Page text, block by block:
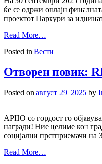
ќе се одржи онлајн
проектот Паркури за
Read More…
Posted in Вести
Отворен повик:
Posted on август 29, 2025 by
АРНО со гордост го
награди! Ние целиме кон
социјални претприемачи
Read More…